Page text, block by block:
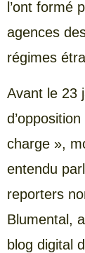
l’ont formé
agences
régimes
Avant le 23
charge »,
entendu
reporters
Blumental,
blog digital